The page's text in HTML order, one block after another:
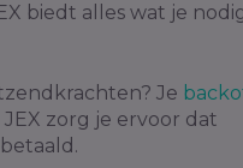
biedt alles wat je
Je
zorg je ervoor dat